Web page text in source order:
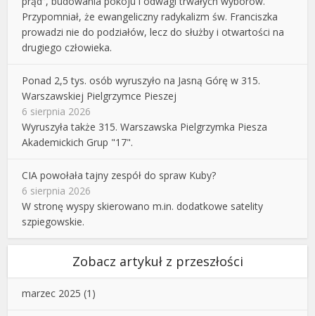
Przypomniał, że ewangeliczny radykalizm św. Franciszka
prowadzi nie do podziałów, lecz do służby i otwartości na
drugiego człowieka.
Ponad 2,5 tys. osób wyruszyło na Jasną Górę w 315.
Warszawskiej Pielgrzymce Pieszej
6 sierpnia 2026
Wyruszyła także 315. Warszawska Pielgrzymka Piesza
Akademickich Grup "17".
CIA powołała tajny zespół do spraw Kuby?
6 sierpnia 2026
W stronę wyspy skierowano m.in. dodatkowe satelity
szpiegowskie.
Zobacz artykuł z przeszłości
marzec 2025 (1)